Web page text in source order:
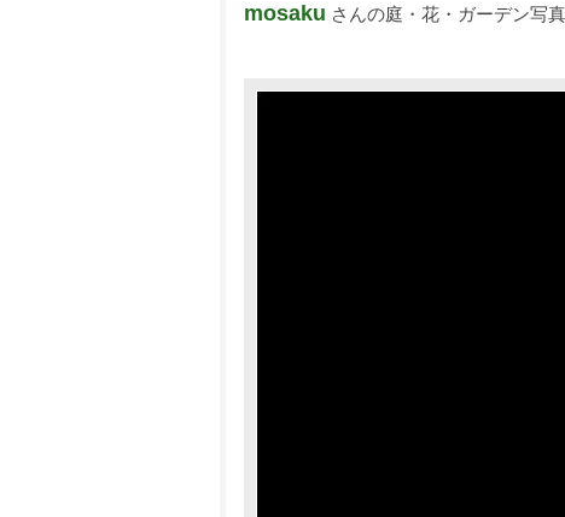
mosaku さんの庭・花・ガーデン写